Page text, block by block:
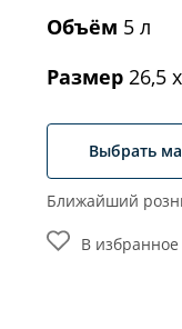
Объём 5 л
Размер 26,5
Выбрать
Ближайший
В избранное